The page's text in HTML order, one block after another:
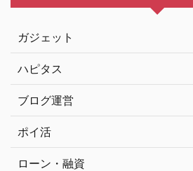
ガジェット
ハピタス
ブログ運営
ポイ活
ローン・融資